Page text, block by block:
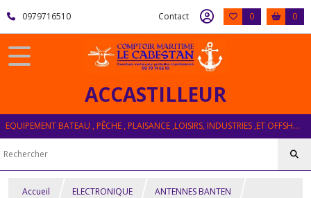
0979716510 Contact 0 0
ACCASTILLEUR
EQUIPEMENT BATEAU , PÊCHE , PLAISANCE ,LOISIRS, INDUSTRIES ,ET OFFSHORE
Accueil ELECTRONIQUE ANTENNES BANTEN